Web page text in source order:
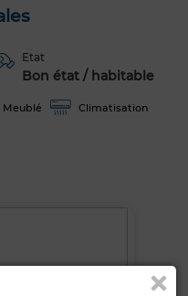
Etat
Bon état / habitable
Meublé Climatisation